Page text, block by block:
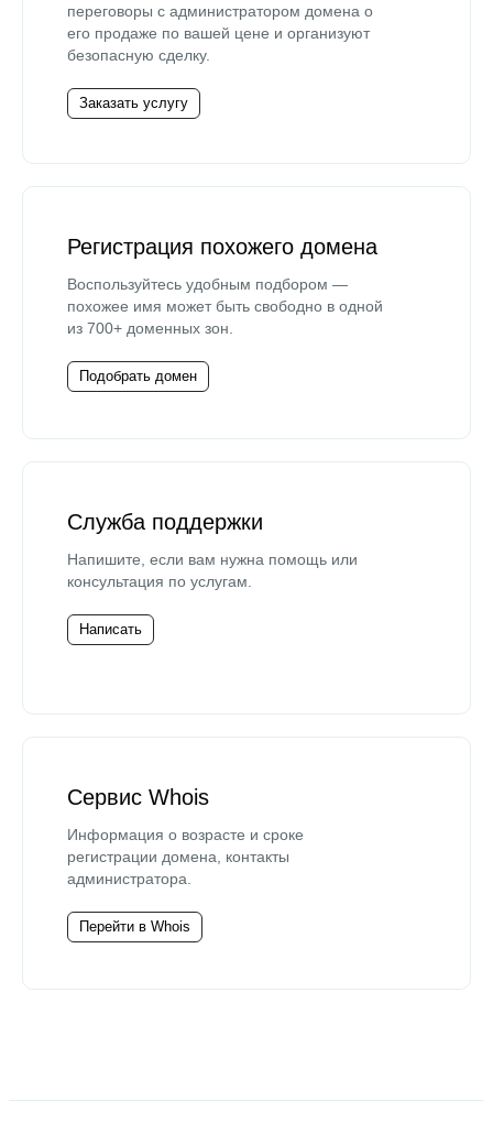
переговоры с администратором домена о
его продаже по вашей цене и организуют
безопасную сделку.
Заказать услугу
Регистрация похожего домена
Воспользуйтесь удобным подбором —
похожее имя может быть свободно в одной
из 700+ доменных зон.
Подобрать домен
Служба поддержки
Напишите, если вам нужна помощь или
консультация по услугам.
Написать
Сервис Whois
Информация о возрасте и сроке
регистрации домена, контакты
администратора.
Перейти в Whois